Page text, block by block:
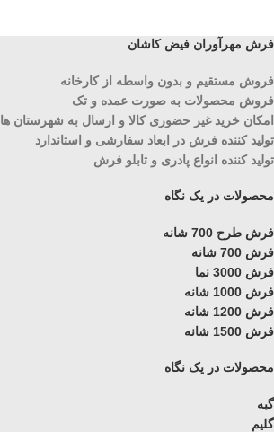
فرش مهرآوران فیض کاشان
فروش مستقیم و بدون واسطه از کارخانه
فروش محصولات به صورت عمده و تک
امکان خرید غیر حضوری کالا و ارسال به شهرستان ها
تولید کننده فرش در ابعاد سفارشی و استاندارد
تولید کننده انواع پادری و تابلو فرش
محصولات در یک نگاه
فرش طرح 700 شانه
فرش 700 شانه
فرش 3000 نما
فرش 1000 شانه
فرش 1200 شانه
فرش 1500 شانه
محصولات در یک نگاه
گبه
گلیم